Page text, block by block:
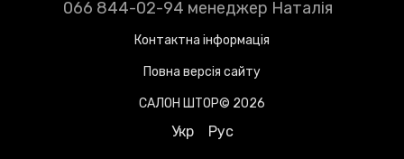
066 844-02-94 менеджер Наталія
Контактна інформація
Повна версія сайту
САЛОН ШТОР© 2026
Укр Рус